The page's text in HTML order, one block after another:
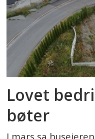
Lovet
bøter